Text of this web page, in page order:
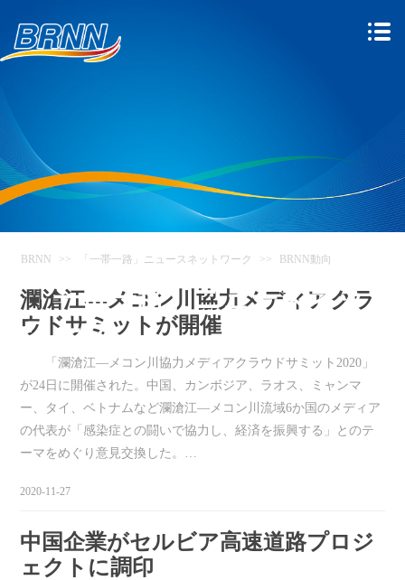
「一帯一路」ニュースネット
ワーク
BRNN >> 「一帯一路」ニュースネットワーク >> BRNN動向
瀾滄江―メコン川協力メディアクラ
ウドサミットが開催
「瀾滄江―メコン川協力メディアクラウドサミット2020」
が24日に開催された。中国、カンボジア、ラオス、ミャンマ
ー、タイ、ベトナムなど瀾滄江―メコン川流域6か国のメディア
の代表が「感染症との闘いで協力し、経済を振興する」とのテ
ーマをめぐり意見交換した。…
2020-11-27
中国企業がセルビア高速道路プロジ
ェクトに調印